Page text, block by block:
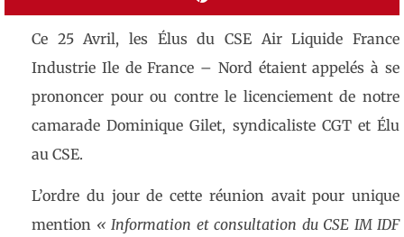
Ce 25 Avril, les Élus du CSE Air Liquide France
Industrie Ile de France – Nord étaient appelés à se
prononcer pour ou contre le licenciement de notre
camarade Dominique Gilet, syndicaliste CGT et Élu
au CSE.
L’ordre du jour de cette réunion avait pour unique
mention « Information et consultation du CSE IM IDF